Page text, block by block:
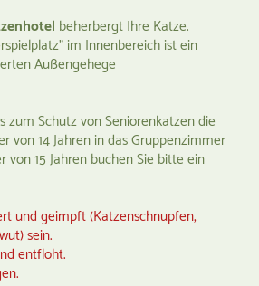
beherbergt Ihre Katze.
im Innenbereich ist ein
Außengehege
zum Schutz von Seniorenkatzen die
von 14 Jahren in das Gruppenzimmer
15 Jahren buchen Sie bitte ein
und geimpft (Katzenschnupfen,
sein.
entfloht.